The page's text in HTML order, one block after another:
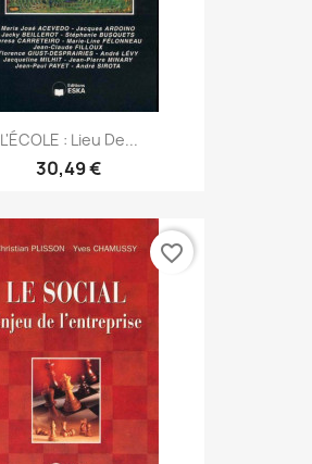
L'ÉCOLE : Lieu De...
30,49 €
favorite_border